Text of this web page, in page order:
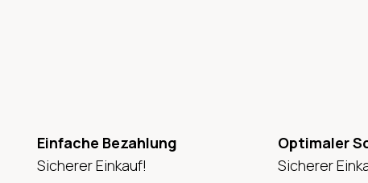
Einfache Bezahlung
Sicherer Einkauf!
Optimaler
Sicherer